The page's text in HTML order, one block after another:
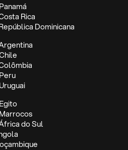
Rica
Dominicana
do Sul